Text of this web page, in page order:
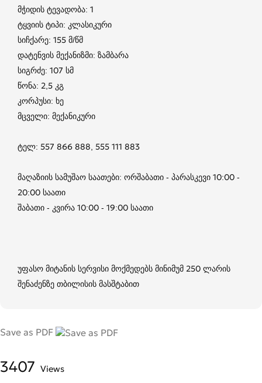
მჭიდის ტევადობა: 1
ტყვიის ტიპი: კლასიკური
სიჩქარე: 155 მ/წმ
დატენვის მექანიზმი: ზამბარა
სიგრძე: 107 სმ
წონა: 2,5 კგ
კორპუსი: ხე
მცველი: მექანიკური
ტელ: 557 866 888, 555 111 883
მაღაზიის სამუშაო საათები: ორშაბათი - პარასკევი 10:00 -
20:00 საათი
შაბათი - კვირა 10:00 - 19:00 საათი
უფასო მიტანის სერვისი მოქმედებს მინიმუმ 250 ლარის
შენაძენზე თბილისის მასშტაბით
Save as PDF
3407 Views